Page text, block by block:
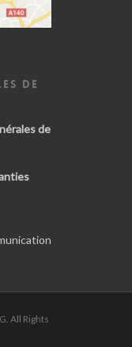
DE
de
All Rights